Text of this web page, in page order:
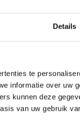
Details
te
informatie over uw
kunnen deze
van uw gebruik
19"